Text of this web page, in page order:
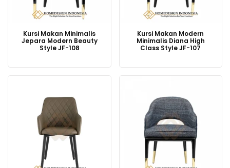
Kursi Makan Minimalis
Jepara Modern Beauty
Style JF-108
Kursi Makan Modern
Minimalis Diana High
Class Style JF-107